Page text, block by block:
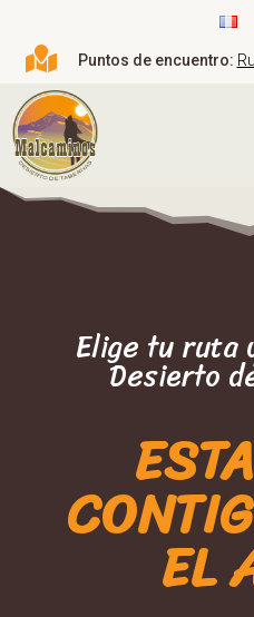
 Puntos de encuentro:
Elige tu ruta
Desierto
EL